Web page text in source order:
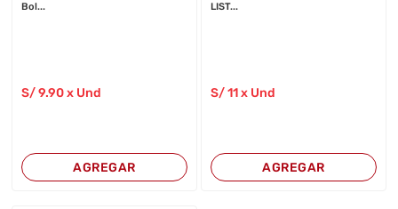
Bol...
S/9.90 x Und
AGREGAR
LIST...
S/11x Und
AGREGAR